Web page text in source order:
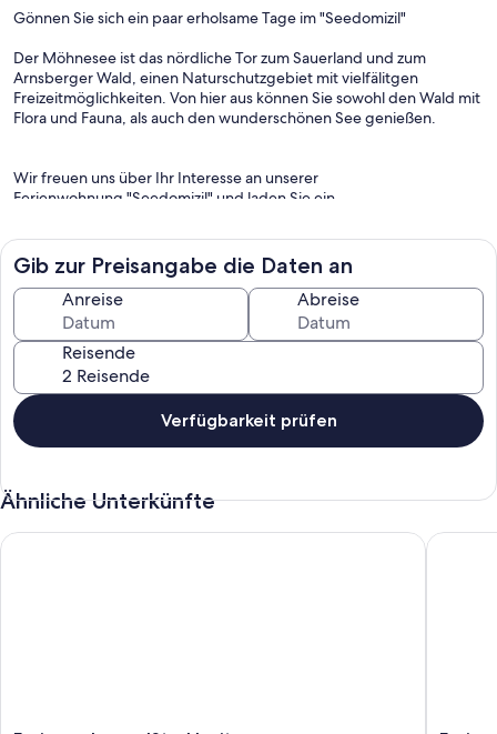
Gönnen Sie sich ein paar erholsame Tage im "Seedomizil"
Der Möhnesee ist das nördliche Tor zum Sauerland und zum
Arnsberger Wald, einen Naturschutzgebiet mit vielfälitgen
Freizeitmöglichkeiten. Von hier aus können Sie sowohl den Wald mit
Flora und Fauna, als auch den wunderschönen See genießen.
Wir freuen uns über Ihr Interesse an unserer
Ferienwohnung "Seedomizil" und laden Sie ein,
2026 frisch renoviert und fertig gestellt
Gemütlich und Modern
Zentral am Möhnesee gelegen
ca. 51qm
Gib zur Preisangabe die Daten an
Anreise Abreise
Reisende
Verfügbarkeit prüfen
Ähnliche Unterkünfte
Ferienwohnung 'Stork' mit Gemeinschaftsgarten